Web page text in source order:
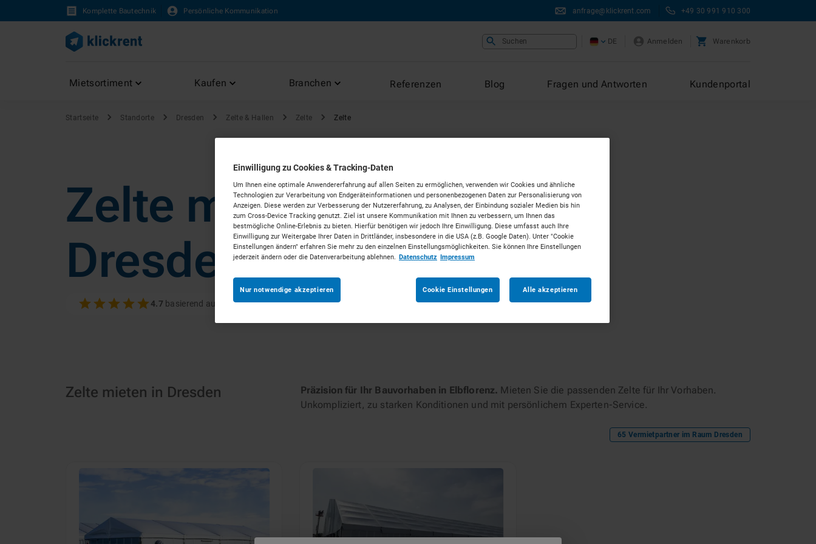
Komplette Bautechnik Persönliche Kommunikation anfrage@klickrent.com +49 30 991 910 300
Suchen DE Anmelden Warenkorb
Mietsortiment Kaufen Branchen Referenzen Blog Fragen und Antworten Kundenportal
Startseite Standorte Dresden Zelte & Hallen Zelte Zelte
Zelte mieten in
Dresden
4.7 basierend auf 100+ Bewertungen
Zelte mieten in Dresden Präzision für Ihr Bauvorhaben in Elbflorenz. Mieten Sie die passenden Zelte für Ihr Vorhaben.
Unkompliziert, zu starken Konditionen und mit persönlichem Experten-Service.
65 Vermietpartner im Raum Dresden
Einwilligung zu Cookies & Tracking-Daten
Um Ihnen eine optimale Anwendererfahrung auf allen Seiten zu ermöglichen, verwenden wir Cookies und ähnliche
Technologien zur Verarbeitung von Endgeräteinformationen und personenbezogenen Daten zur Personalisierung von
Anzeigen. Diese werden zur Verbesserung der Nutzererfahrung, zu Analysen, der Einbindung sozialer Medien bis hin
zum Cross-Device Tracking genutzt. Ziel ist unsere Kommunikation mit Ihnen zu verbessern, um Ihnen das
bestmögliche Online-Erlebnis zu bieten. Hierfür benötigen wir jedoch Ihre Einwilligung. Diese umfasst auch Ihre
Einwilligung zur Weitergabe Ihrer Daten in Drittländer, insbesondere in die USA (z.B. Google Daten). Unter "Cookie
Einstellungen ändern" erfahren Sie mehr zu den einzelnen Einstellungsmöglichkeiten. Sie können Ihre Einstellungen
jederzeit ändern oder die Datenverarbeitung ablehnen. Datenschutz Impressum
Nur notwendige akzeptieren Alle akzeptieren
Cookie Einstellungen